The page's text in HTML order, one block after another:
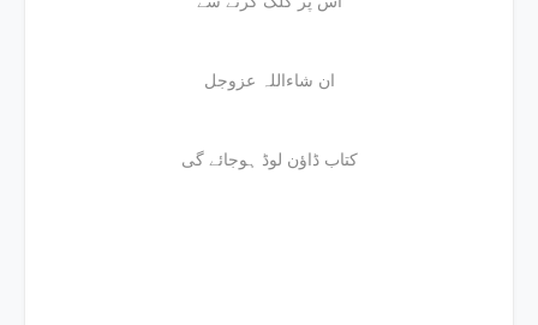
ان شاءاللہ عزوجل
کتاب ڈاؤن لوڈ ہوجائے گی